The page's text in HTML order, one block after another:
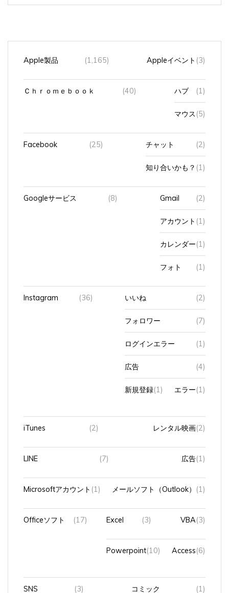
Ｃｈｒｏｍｅｂｏｏｋ (40) ハブ (1)
マウス(5)
Facebook (25) チャット (2)
知り合いかも？(1)
Googleサービス (8) Gmail (2)
アカウント(1)
カレンダー(1)
フォト (1)
Instagram (36) いいね (2)
フォロワー (7)
ログインエラー (1)
広告 (4)
新規登録(1) エラー(1)
iTunes (2) レンタル映画(2)
LINE (7) 広告(1)
Microsoftアカウント(1) メールソフト（Outlook）(1)
Officeソフト (17) Excel (3) VBA(3)
Powerpoint(10) Access(6)
SNS (3) コミック (1)